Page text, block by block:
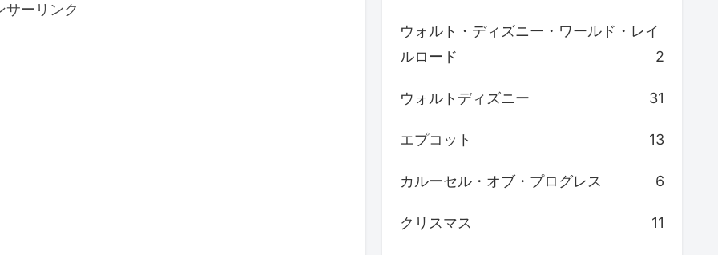
サーリンク
ウォルト・ディズニー・ワールド・レイ
ルロード
2
ウォルトディズニー 31
エプコット 13
カルーセル・オブ・プログレス 6
クリスマス 11